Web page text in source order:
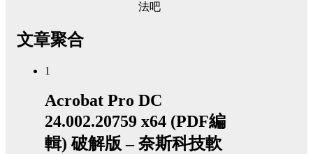
法吧
文章聚合
1
Acrobat Pro DC
24.002.20759 x64 (PDF編
輯) 破解版 – 奈斯科技軟